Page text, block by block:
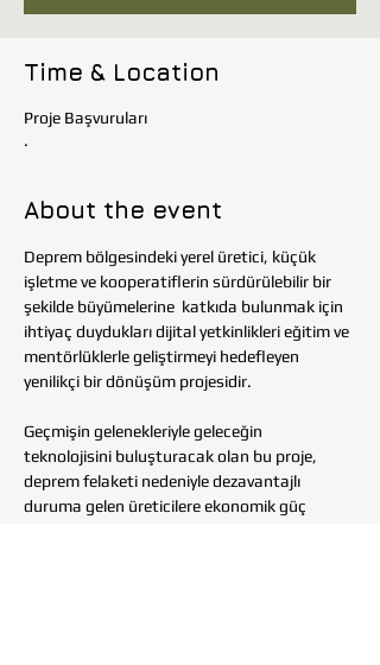
Time & Location
Proje Başvuruları
.
About the event
Deprem bölgesindeki yerel üretici, küçük
işletme ve kooperatiflerin sürdürülebilir bir
şekilde büyümelerine  katkıda bulunmak için
ihtiyaç duydukları dijital yetkinlikleri eğitim ve
mentörlüklerle geliştirmeyi hedefleyen
yenilikçi bir dönüşüm projesidir.
Geçmişin gelenekleriyle geleceğin
teknolojisini buluşturacak olan bu proje,
deprem felaketi nedeniyle dezavantajlı
duruma gelen üreticilere ekonomik güç